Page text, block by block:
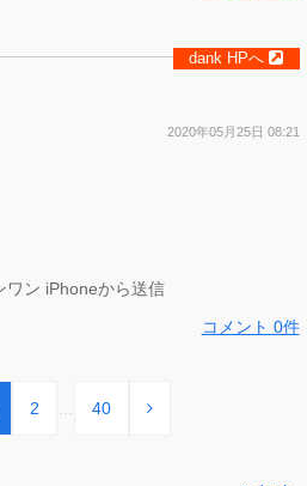
dank HPへ
2020年05月25日 08:21
ワン iPhoneから送信
コメント 0件
2 40